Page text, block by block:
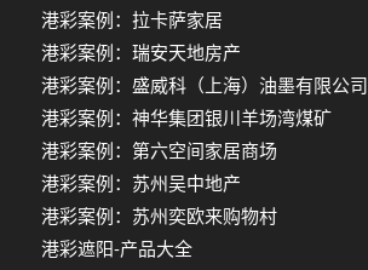
港彩案例：拉卡萨家居
港彩案例：瑞安天地房产
港彩案例：盛威科（上海）油墨有限公司
港彩案例：神华集团银川羊场湾煤矿
港彩案例：第六空间家居商场
港彩案例：苏州吴中地产
港彩案例：苏州奕欧来购物村
港彩遮阳-产品大全